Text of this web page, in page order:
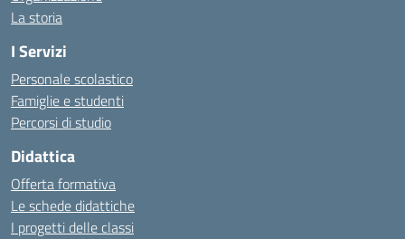
La storia
I Servizi
Personale scolastico
Famiglie e studenti
Percorsi di studio
Didattica
Offerta formativa
Le schede didattiche
I progetti delle classi